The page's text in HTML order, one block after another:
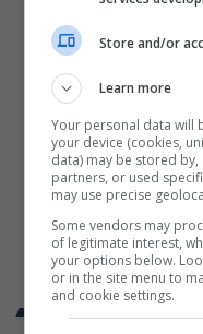
Trend
Store and/or
Learn more
Your personal data will
your device (cookies,
data) may be stored
partners, or used
may use precise
Some vendors may
of legitimate interest,
your options below.
or in the site menu to
and cookie settings.